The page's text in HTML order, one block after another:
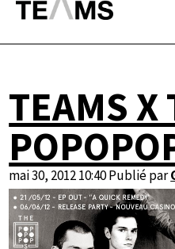
TEAMS X
mai 30, 2012 10:40Publié par